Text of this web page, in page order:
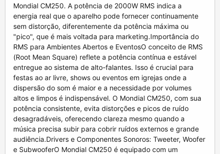
Mondial CM250. A potência de 2000W RMS indica a
energia real que o aparelho pode fornecer continuamente
sem distorção, diferentemente da potência máxima ou
"pico", que é mais voltada para marketing.Importância do
RMS para Ambientes Abertos e EventosO conceito de RMS
(Root Mean Square) reflete a potência contínua e estável
entregue ao sistema de alto-falantes. Isso é crucial para
festas ao ar livre, shows ou eventos em igrejas onde a
dispersão do som é maior e a necessidade por volumes
altos e limpos é indispensável. O Mondial CM250, com sua
potência consistente, evita distorções e picos de ruído
desagradáveis, oferecendo clareza mesmo quando a
música precisa subir para cobrir ruídos externos e grande
audiência.Drivers e Componentes Sonoros: Tweeter, Woofer
e SubwooferO Mondial CM250 é equipado com um